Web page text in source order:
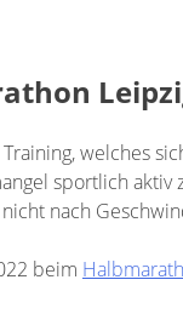
welches
sportlich
nach
beim